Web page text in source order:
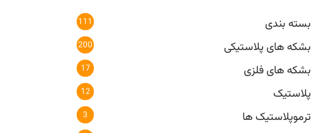
بسته بندی 111
بشکه های پلاستیکی 200
بشکه های فلزی 17
پلاستیک 12
ترموپلاستیک ها 3